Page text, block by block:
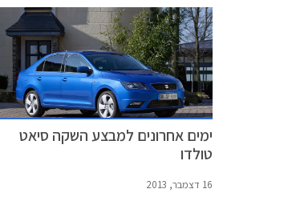
20% ברכישת אבזור בהתקנה מקומית.
ימים אחרונים למבצע השקה סיאט
טולדו
16 דצמבר, 2013